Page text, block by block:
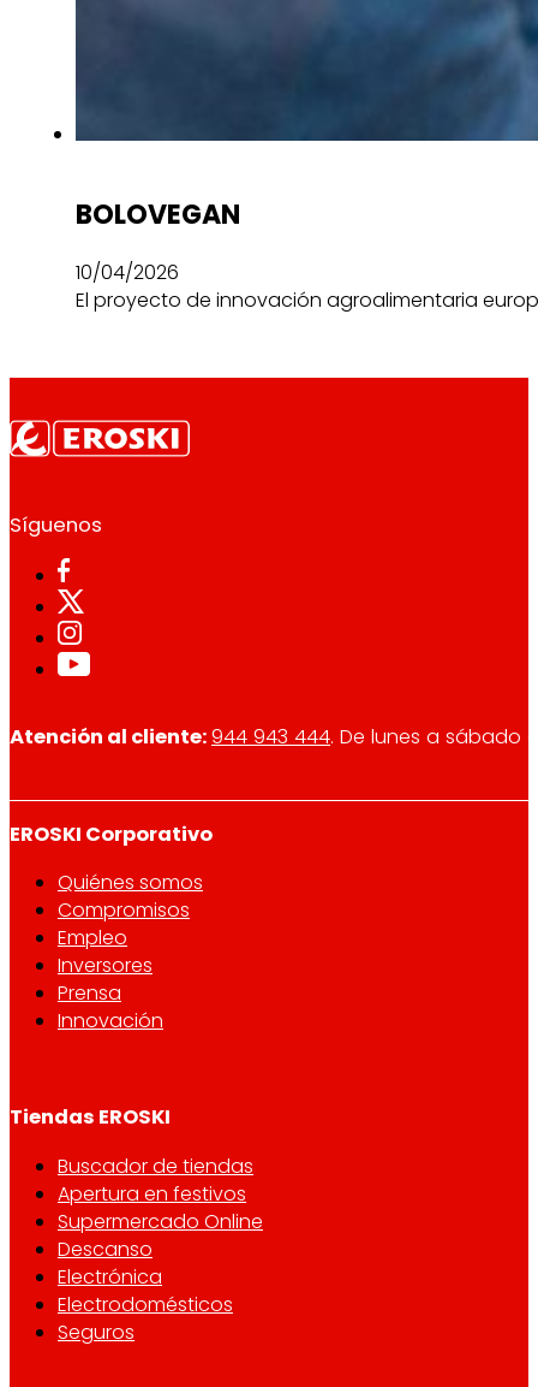
BOLOVEGAN
10/04/2026
El proyecto de innovación agroalimentaria
Síguenos
Atención al cliente:944 943 444. De lunes a sábado
EROSKI Corporativo
Quiénes somos
Compromisos
Empleo
Inversores
Prensa
Innovación
Tiendas EROSKI
Buscador de tiendas
Apertura en festivos
Supermercado Online
Descanso
Electrónica
Electrodomésticos
Seguros